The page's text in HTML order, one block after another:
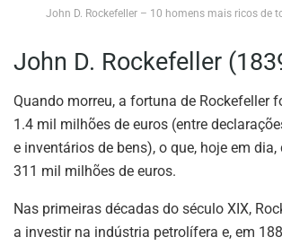
John D. Rockefeller – 10 homens mais ricos de
John D. Rockefeller
Quando morreu, a fortuna de Rockefeller
1.4 mil milhões de euros (entre
e inventários de bens), o que, hoje em
311 mil milhões de euros.
Nas primeiras décadas do século XIX,
a investir na indústria petrolífera e, em